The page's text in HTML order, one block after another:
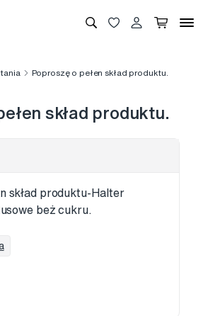
Poproszę o pełen skład produktu.
skład produktu.
skład produktu-Halter
beż cukru.